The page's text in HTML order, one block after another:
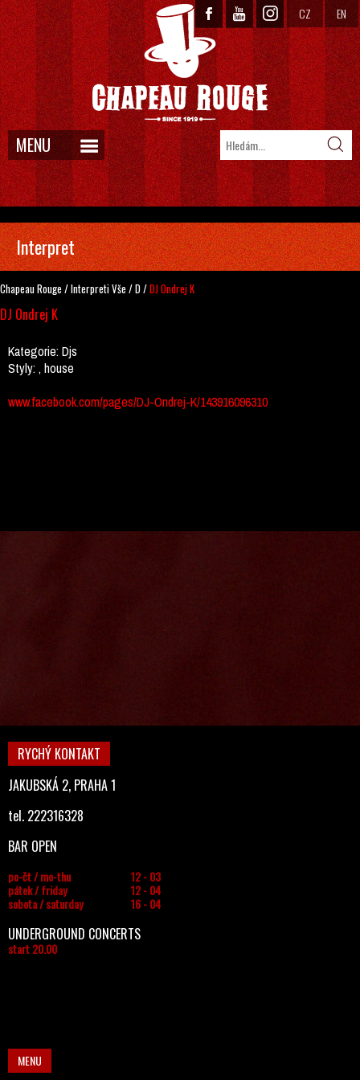
CZ EN
MENU
Interpret
Chapeau Rouge /InterpretiVše /D/DJ Ondrej K
DJ Ondrej K
Kategorie:Djs
Styly:, house
www.facebook.com/pages/DJ-Ondrej-K/143916096310
RYCHÝ KONTAKT
JAKUBSKÁ 2, PRAHA 1
tel. 222316328
BAR OPEN
po-čt / mo-thu
12 - 03
pátek / friday
12 - 04
sobota / saturday
16 - 04
UNDERGROUND CONCERTS
start 20.00
MENU